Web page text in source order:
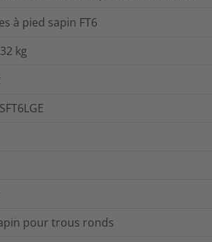
à pied sapin FT6
kg
pour trous ronds